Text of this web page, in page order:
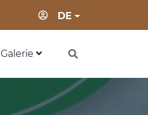
Anmeldung
DE
Galerie